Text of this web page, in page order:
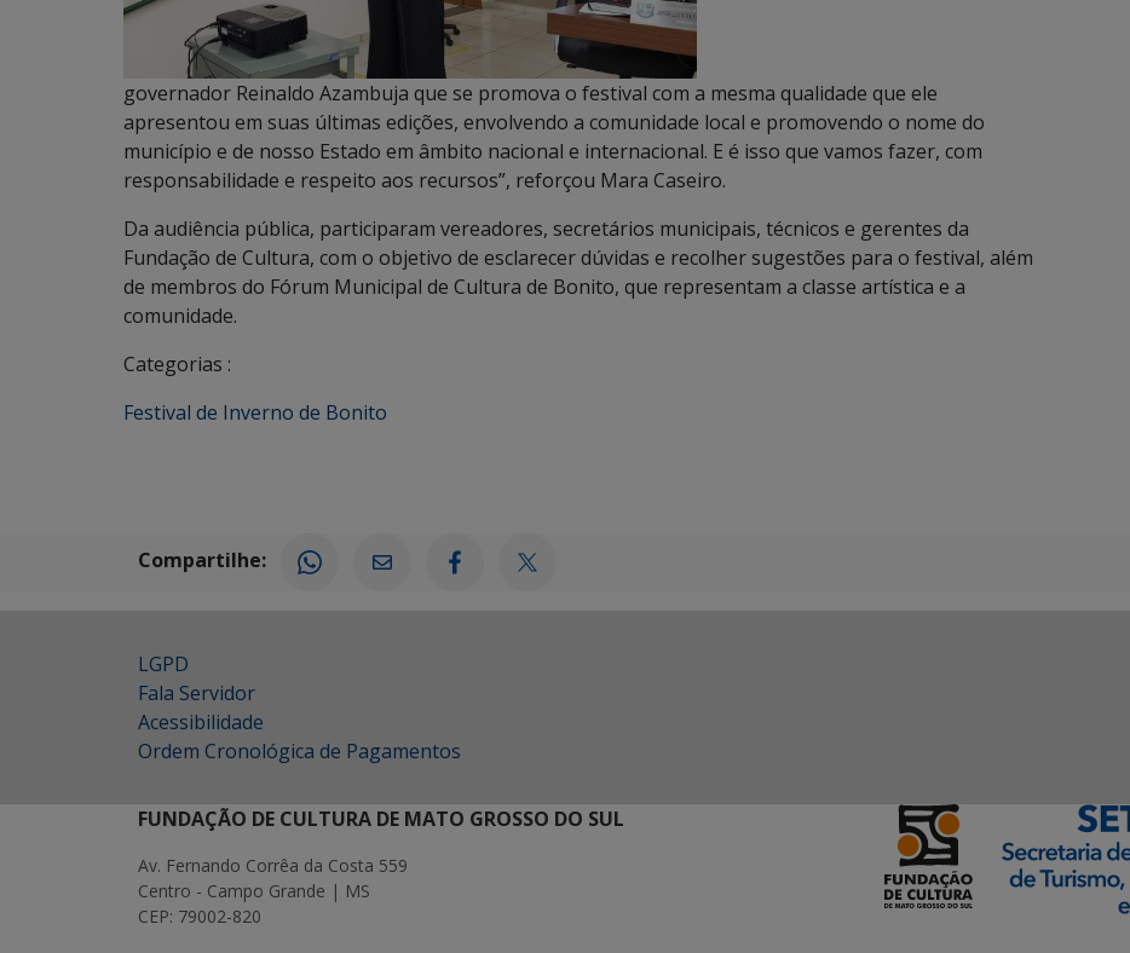
governador Reinaldo Azambuja que se promova o festival com a mesma qualidade que ele
apresentou em suas últimas edições, envolvendo a comunidade local e promovendo o nome do
município e de nosso Estado em âmbito nacional e internacional. E é isso que vamos fazer, com
responsabilidade e respeito aos recursos”, reforçou Mara Caseiro.
Da audiência pública, participaram vereadores, secretários municipais, técnicos e gerentes da
Fundação de Cultura, com o objetivo de esclarecer dúvidas e recolher sugestões para o festival, além
de membros do Fórum Municipal de Cultura de Bonito, que representam a classe artística e a
comunidade.
Categorias :
Festival de Inverno de Bonito
Compartilhe:
LGPD
Fala Servidor
Acessibilidade
Ordem Cronológica de Pagamentos
FUNDAÇÃO DE CULTURA DE MATO GROSSO DO SUL
Av. Fernando Corrêa da Costa 559
Centro - Campo Grande | MS
CEP: 79002-820